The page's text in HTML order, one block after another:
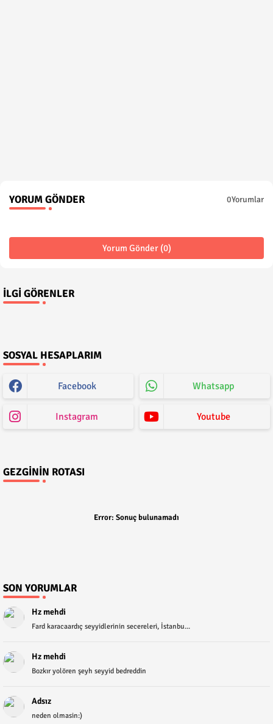
YORUM GÖNDER 0Yorumlar
Yorum Gönder (0)
İLGI GÖRENLER
SOSYAL HESAPLARIM
Facebook Whatsapp
Instagram Youtube
GEZGININ ROTASI
Error: Sonuç bulunamadı
SON YORUMLAR
Hz mehdi
Fard karacaardıç seyyidlerinin secereleri, İstanbu...
Hz mehdi
Bozkır yolören şeyh seyyid bedreddin
Adsız
neden olmasin:)